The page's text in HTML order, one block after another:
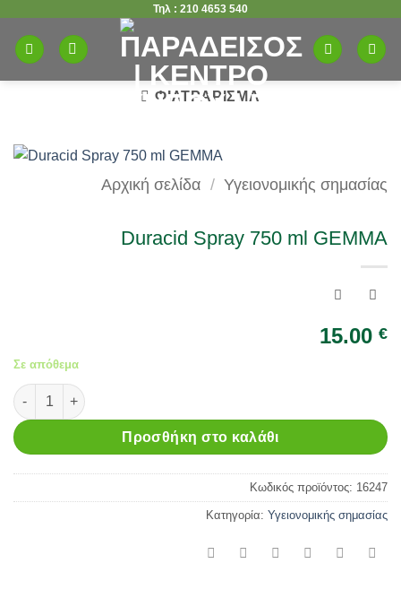
στο
περιεχόμενο
Τηλ : 210 4653 540
ΦΙΛΤΡΆΡΙΣΜΑ
Αρχική σελίδα / Υγειονομικής σημασίας
Duracid Spray 750 ml GEMMA
15.00 €
Σε απόθεμα
Duracid Spray 750 ml GEMMA ποσότητα
Προσθήκη στο καλάθι
Κωδικός προϊόντος: 16247
Κατηγορία: Υγειονομικής σημασίας